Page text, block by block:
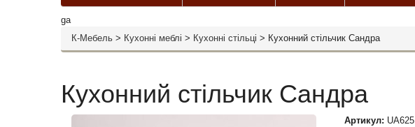
ga
К-Мебель > Кухонні меблі > Кухонні стільці > Кухонний стільчик Сандра
Кухонний стільчик Сандра
Артикул: UA625